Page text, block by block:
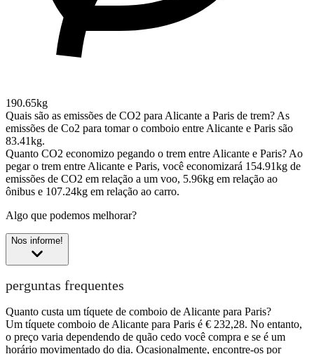
190.65kg
Quais são as emissões de CO2 para Alicante a Paris de trem?As
emissões de Co2 para tomar o comboio entre Alicante e Paris são
83.41kg.
Quanto CO2 economizo pegando o trem entre Alicante e Paris?Ao
pegar o trem entre Alicante e Paris, você economizará 154.91kg de
emissões de CO2 em relação a um voo, 5.96kg em relação ao
ônibus e 107.24kg em relação ao carro.
Algo que podemos melhorar?
Nos informe!
perguntas frequentes
Quanto custa um tíquete de comboio de Alicante para Paris?
Um tíquete comboio de Alicante para Paris é € 232,28. No entanto,
o preço varia dependendo de quão cedo você compra e se é um
horário movimentado do dia. Ocasionalmente, encontre-os por